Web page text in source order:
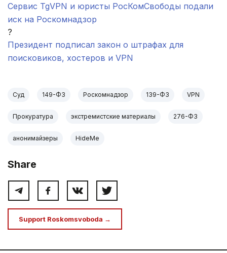
Сервис TgVPN и юристы РосКомСвободы подали
иск на Роскомнадзор
?
Президент подписал закон о штрафах для
поисковиков, хостеров и VPN
Суд 149-ФЗ Роскомнадзор 139-ФЗ VPN
Прокуратура экстремистские материалы 276-ФЗ
анонимайзеры HideMe
Share
Support Roskomsvoboda →